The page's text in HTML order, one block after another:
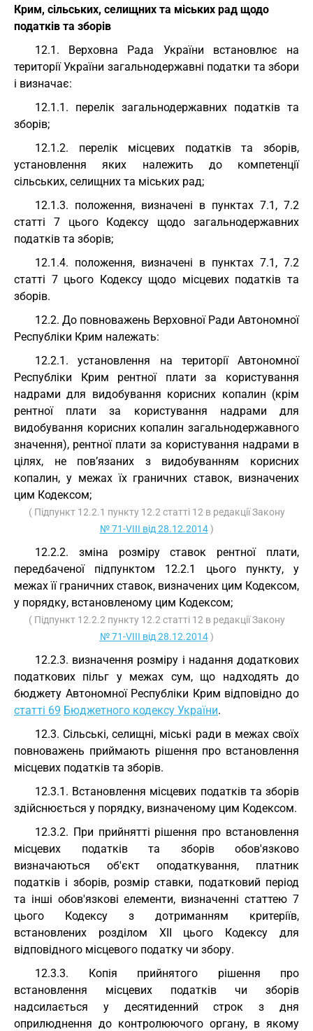
Крим, сільських, селищних та міських рад щодо
податків та зборів
12.1. Верховна Рада України встановлює на
території України загальнодержавні податки та збори
і визначає:
12.1.1. перелік загальнодержавних податків та
зборів;
12.1.2. перелік місцевих податків та зборів,
установлення яких належить до компетенції
сільських, селищних та міських рад;
12.1.3. положення, визначені в пунктах 7.1, 7.2
статті 7 цього Кодексу щодо загальнодержавних
податків та зборів;
12.1.4. положення, визначені в пунктах 7.1, 7.2
статті 7 цього Кодексу щодо місцевих податків та
зборів.
12.2. До повноважень Верховної Ради Автономної
Республіки Крим належать:
12.2.1. установлення на території Автономної
Республіки Крим рентної плати за користування
надрами для видобування корисних копалин (крім
рентної плати за користування надрами для
видобування корисних копалин загальнодержавного
значення), рентної плати за користування надрами в
цілях, не пов’язаних з видобуванням корисних
копалин, у межах їх граничних ставок, визначених
цим Кодексом;
( Підпункт 12.2.1 пункту 12.2 статті 12 в редакції Закону
№ 71-VIII від 28.12.2014)
12.2.2. зміна розміру ставок рентної плати,
передбаченої підпунктом 12.2.1 цього пункту, у
межах її граничних ставок, визначених цим Кодексом,
у порядку, встановленому цим Кодексом;
( Підпункт 12.2.2 пункту 12.2 статті 12 в редакції Закону
№ 71-VIII від 28.12.2014)
12.2.3. визначення розміру і надання додаткових
податкових пільг у межах сум, що надходять до
бюджету Автономної Республіки Крим відповідно до
статті 69 Бюджетного кодексу України.
12.3. Сільські, селищні, міські ради в межах своїх
повноважень приймають рішення про встановлення
місцевих податків та зборів.
12.3.1. Встановлення місцевих податків та зборів
здійснюється у порядку, визначеному цим Кодексом.
12.3.2. При прийнятті рішення про встановлення
місцевих податків та зборів обов'язково
визначаються об'єкт оподаткування, платник
податків і зборів, розмір ставки, податковий період
та інші обов'язкові елементи, визначенні статтею 7
цього Кодексу з дотриманням критеріїв,
встановлених розділом XII цього Кодексу для
відповідного місцевого податку чи збору.
12.3.3. Копія прийнятого рішення про
встановлення місцевих податків чи зборів
надсилається у десятиденний строк з дня
оприлюднення до контролюючого органу, в якому